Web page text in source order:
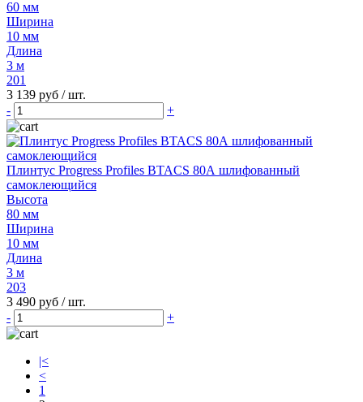
60 мм
Ширина
10 мм
Длина
3 м
201
3 139 руб / шт.
-
+
Плинтус Progress Profiles BTACS 80А шлифованный
самоклеющийся
Высота
80 мм
Ширина
10 мм
Длина
3 м
203
3 490 руб / шт.
-
+
|<
<
1